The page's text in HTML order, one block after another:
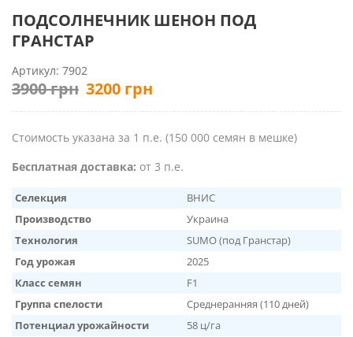
ПОДСОЛНЕЧНИК ШЕНОН ПОД
ГРАНСТАР
Артикул: 7902
3900грн Первоначальная
3900 грн.
3200 грн
Стоимость указана за 1 п.е. (150 000 семян в мешке)
Бесплатная доставка: от 3 п.е.
Селекция
ВНИС
Производство
Украина
Технология
SUMO (под Гранстар)
Год урожая
2025
Класс семян
F1
Группа спелости
Среднеранняя (110 дней)
Потенциал урожайности
58 ц/га